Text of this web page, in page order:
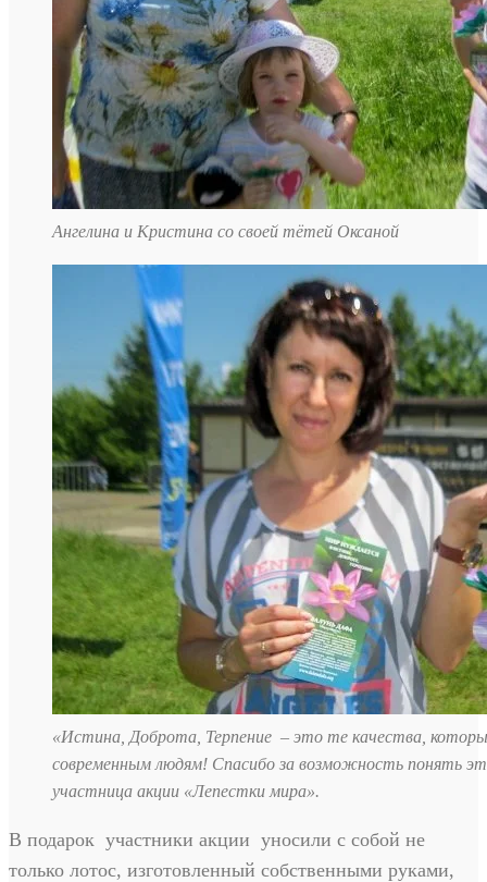
Ангелина и Кристина со своей тётей Оксаной
«Истина, Доброта, Терпение – это те качества,
современным людям! Спасибо за возможность понять
участница акции «Лепестки мира».
В подарок участники акции уносили с собой не
только лотос, изготовленный собственными руками,